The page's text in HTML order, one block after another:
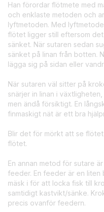
Han förordar flötmete med
och enklaste metoden och
lyftmetoden. Med
flötet ligger still eftersom
sänket. När sutaren sedan
sänket på linan från botten.
lägga sig på sidan eller
När sutaren väl sitter på
snärjer in linan i
men ändå försiktigt. En
finmaskigt nät är ett bra
Blir det för mörkt att se
flötet.
En annan metod för sutare
feeder. En feeder är en liten
mäsk i för att locka fisk till
samtidigt kastvikt/sänke.
precis ovanför feedern.